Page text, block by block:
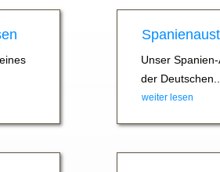
Unser
der Deutschen...
weiter lesen